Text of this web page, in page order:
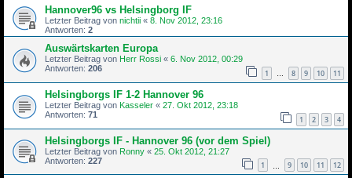
Hannover96 vs Helsingborg IF
Letzter Beitrag von nichtii « 8. Nov 2012, 23:16
Antworten: 2
Auswärtskarten Europa
Letzter Beitrag von Herr Rossi « 6. Nov 2012, 00:29
Antworten: 206 1 … 8 9 10 11
Helsingborgs IF 1-2 Hannover 96
Letzter Beitrag von Kasseler « 27. Okt 2012, 23:18
Antworten: 71 1 2 3 4
Helsingborgs IF - Hannover 96 (vor dem Spiel)
Letzter Beitrag von Ronny « 25. Okt 2012, 21:27
Antworten: 227 1 9 10 11 12